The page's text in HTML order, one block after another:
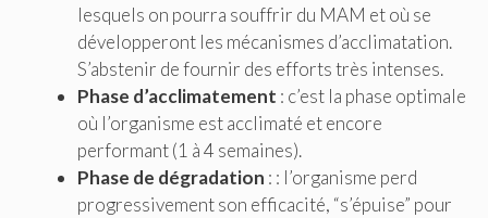
lesquels on pourra souffrir du MAM et où se
développeront les mécanismes d’acclimatation.
S’abstenir de fournir des efforts très intenses.
Phase d’acclimatement : c’est la phase optimale
où l’organisme est acclimaté et encore
performant (1 à 4 semaines).
Phase de dégradation : : l’organisme perd
progressivement son efficacité, “s’épuise” pour